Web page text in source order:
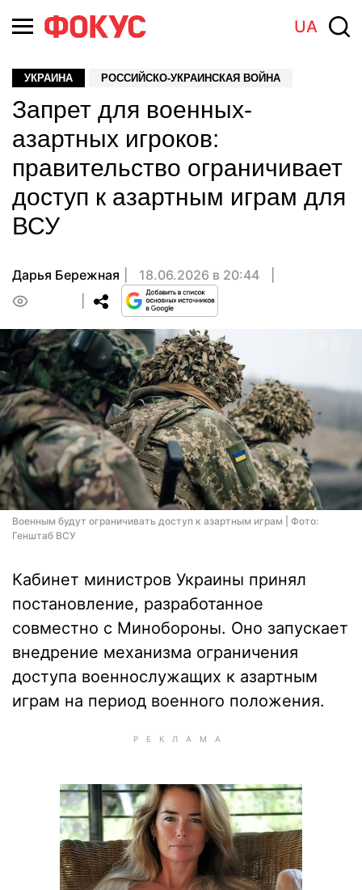
UA
УКРАИНА РОССИЙСКО-УКРАИНСКАЯ ВОЙНА
Запрет для военных-
азартных игроков:
правительство ограничивает
доступ к азартным играм для
ВСУ
Дарья Бережная
18.06.2026 в 20:44
Военным будут ограничивать доступ к азартным играм | Фото:
Генштаб ВСУ
Кабинет министров Украины принял
постановление, разработанное
совместно с Минобороны. Оно запускает
внедрение механизма ограничения
доступа военнослужащих к азартным
играм на период военного положения.